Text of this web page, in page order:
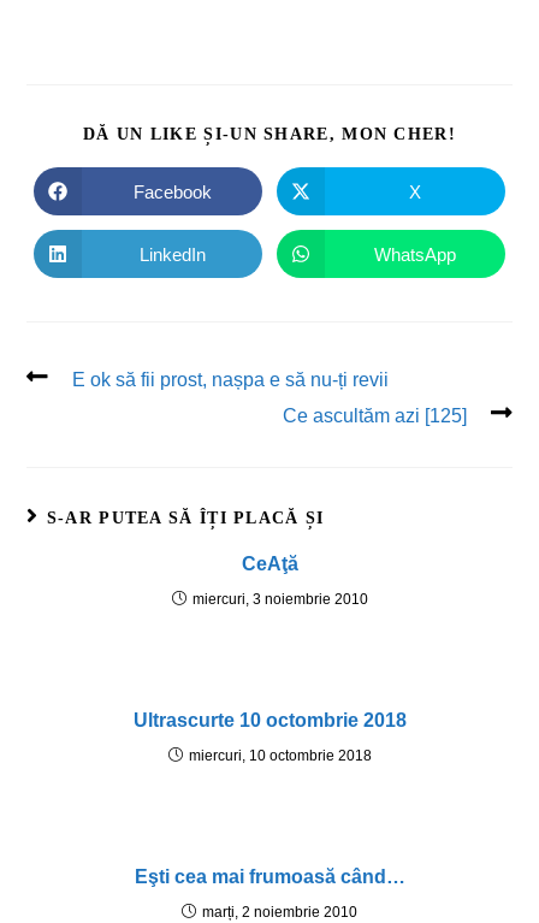
DĂ UN LIKE ȘI-UN SHARE, MON CHER!
Facebook X
LinkedIn WhatsApp
E ok să fii prost, nașpa e să nu-ți revii
Ce ascultăm azi [125]
S-AR PUTEA SĂ ÎȚI PLACĂ ȘI
CeAţă
miercuri, 3 noiembrie 2010
Ultrascurte 10 octombrie 2018
miercuri, 10 octombrie 2018
Eşti cea mai frumoasă când…
marți, 2 noiembrie 2010